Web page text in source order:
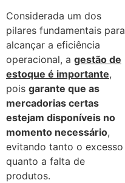
Considerada um dos
pilares fundamentais para
alcançar a eficiência
operacional, a gestão de
estoque é importante,
pois garante que as
mercadorias certas
estejam disponíveis no
momento necessário,
evitando tanto o excesso
quanto a falta de
produtos.